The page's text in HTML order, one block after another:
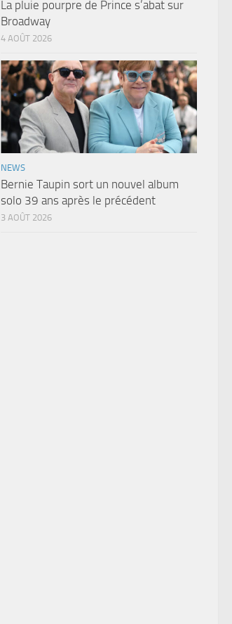
La pluie pourpre de Prince s’abat sur
Broadway
4 AOÛT 2026
NEWS
Bernie Taupin sort un nouvel album
solo 39 ans après le précédent
3 AOÛT 2026